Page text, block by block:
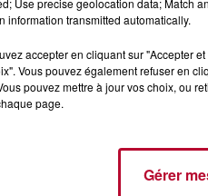
CES 3...
« Le Rêve du gladiateur »
illuminer l'amphithéâtre
les 6, 7 et 8 août. Une
Use precise geolocation data; Match
information transmitted automatically.
accepter en cliquant sur "Accepter
Vous pouvez également refuser en
pouvez mettre à jour vos choix, ou
page.
Gérer